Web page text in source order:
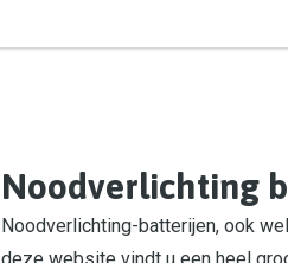
Noodverlichting
Noodverlichting-batterijen, ook